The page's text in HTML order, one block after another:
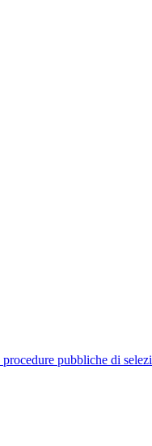
pubbliche di